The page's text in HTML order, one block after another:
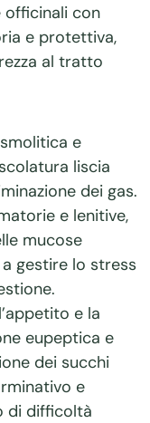
officinali con
e protettiva,
al tratto
e
liscia
dei gas.
e lenitive,
mucose
gestire lo stress
e la
eupeptica e
dei succhi
e
di difficoltà